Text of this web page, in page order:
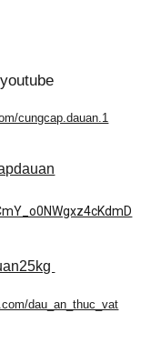
cungcap.dauan.1
dau_an_thuc_vat